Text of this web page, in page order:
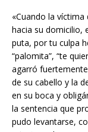
«Cuando la
hacia su domicilio,
puta, por tu culpa
“palomita”, “te
agarró
de su cabello y la
en su boca y
la sentencia que
pudo levantarse,